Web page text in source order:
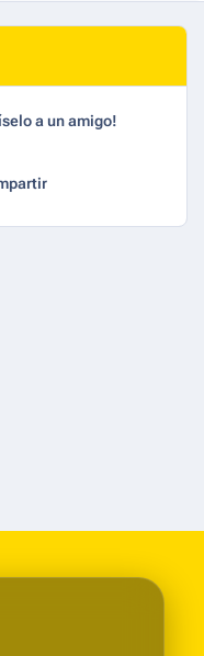
a un amigo!